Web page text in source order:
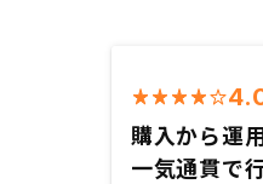
購入から運
一気通貫で